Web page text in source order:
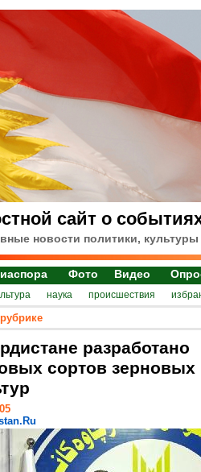
сайт о
новости политики,
Фото Видео
наука происшествия
разработано
сортов зерновых